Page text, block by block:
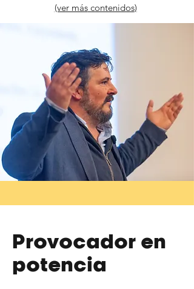
(ver máscontenidos)
Provocador en
potencia